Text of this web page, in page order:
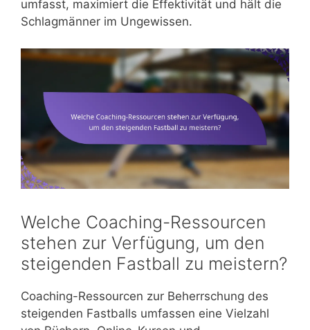
umfasst, maximiert die Effektivität und hält die
Schlagmänner im Ungewissen.
Welche Coaching-Ressourcen
stehen zur Verfügung, um den
steigenden Fastball zu meistern?
Coaching-Ressourcen zur Beherrschung des
steigenden Fastballs umfassen eine Vielzahl